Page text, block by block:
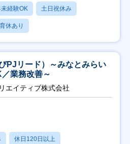
経験OK 土日祝休み
休あり
PJリード）～みなとみらい
業務改善～
エイティブ株式会社
休日120日以上